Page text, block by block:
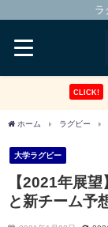
ラ
CLICK!
ホーム ラグビー
大学ラグビー
【2021年展
と新チーム予